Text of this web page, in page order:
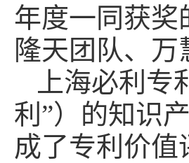
年度一同获奖
隆天团队、
上海必利
利”）的知识
成了专利价